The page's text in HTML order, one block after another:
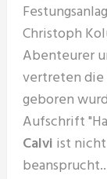
Christoph
Abenteurer
vertreten die
geboren
Aufschrift
Calvi ist